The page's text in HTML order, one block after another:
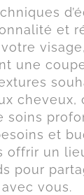
et
une
cheveux,
soins
et
offrir un
pour
vous.